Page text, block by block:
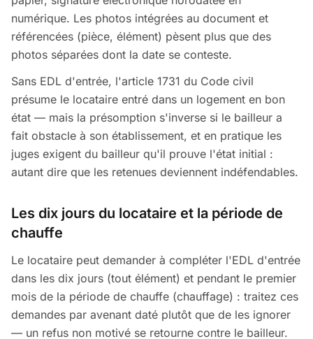
numérique. Les photos intégrées au document et
référencées (pièce, élément) pèsent plus que des
photos séparées dont la date se conteste.
Sans EDL d'entrée, l'article 1731 du Code civil
présume le locataire entré dans un logement en bon
état — mais la présomption s'inverse si le bailleur a
fait obstacle à son établissement, et en pratique les
juges exigent du bailleur qu'il prouve l'état initial :
autant dire que les retenues deviennent indéfendables.
Les dix jours du locataire et la période de
chauffe
Le locataire peut demander à compléter l'EDL d'entrée
dans les dix jours (tout élément) et pendant le premier
mois de la période de chauffe (chauffage) : traitez ces
demandes par avenant daté plutôt que de les ignorer
— un refus non motivé se retourne contre le bailleur.